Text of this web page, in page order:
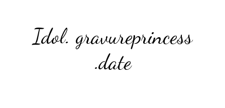
Idol. gravureprincess
.date